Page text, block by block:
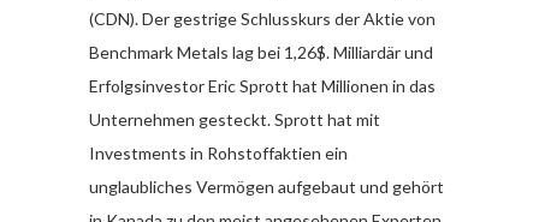
(CDN). Der gestrige Schlusskurs der Aktie von
Benchmark Metals lag bei 1,26$. Milliardär und
Erfolgsinvestor Eric Sprott hat Millionen in das
Unternehmen gesteckt. Sprott hat mit
Investments in Rohstoffaktien ein
unglaubliches Vermögen aufgebaut und gehört